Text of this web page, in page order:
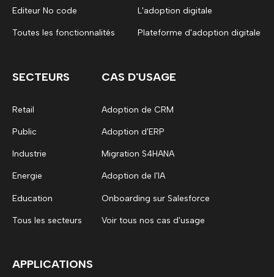
Editeur No code
Toutes les fonctionnalités
L'adoption digitale
Plateforme d'adoption digitale
SECTEURS
Retail
Public
Industrie
Energie
Education
Tous les secteurs
CAS D'USAGE
Adoption de CRM
Adoption d'ERP
Migration S4HANA
Adoption de l'IA
Onboarding sur Salesforce
Voir tous nos cas d'usage
APPLICATIONS